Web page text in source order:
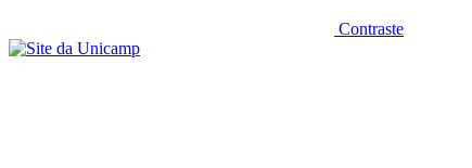
Contraste